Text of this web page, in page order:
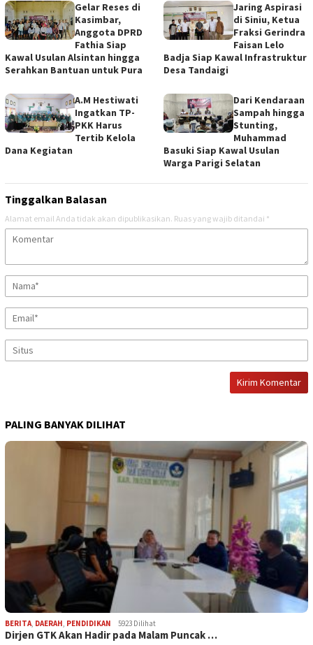
Gelar Reses di
Kasimbar,
Anggota DPRD
Fathia Siap
Kawal Usulan Alsintan hingga
Serahkan Bantuan untuk Pura
Jaring Aspirasi
di Siniu, Ketua
Fraksi Gerindra
Faisan Lelo
Badja Siap Kawal Infrastruktur
Desa Tandaigi
A.M Hestiwati
Ingatkan TP-
PKK Harus
Tertib Kelola
Dana Kegiatan
Dari Kendaraan
Sampah hingga
Stunting,
Muhammad
Basuki Siap Kawal Usulan
Warga Parigi Selatan
Tinggalkan Balasan
Alamat email Anda tidak akan dipublikasikan. Ruas yang wajib ditandai *
PALING BANYAK DILIHAT
BERITA, DAERAH, PENDIDIKAN 5923 Dilihat
Dirjen GTK Akan Hadir pada Malam Puncak …